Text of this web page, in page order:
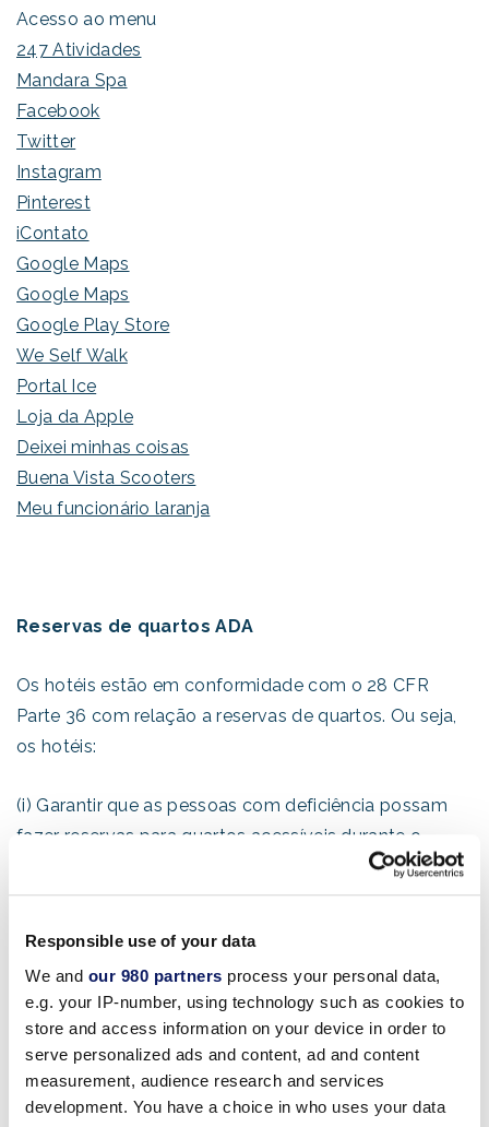
Responsible use of your data
We and our 980 partners process your personal data,
e.g. your IP-number, using technology such as cookies to
store and access information on your device in order to
serve personalized ads and content, ad and content
measurement, audience research and services
development. You have a choice in who uses your data
Acesso ao menu
247 Atividades
Mandara Spa
Facebook
Twitter
Instagram
Pinterest
iContato
Google Maps
Google Maps
Google Play Store
We Self Walk
Portal Ice
Loja da Apple
Deixei minhas coisas
Buena Vista Scooters
Meu funcionário laranja
Reservas de quartos ADA
Os hotéis estão em conformidade com o 28 CFR
Parte 36 com relação a reservas de quartos. Ou seja,
os hotéis:
(i) Garantir que as pessoas com deficiência possam
fazer reservas para quartos acessíveis durante o
mesmo horário e da mesma forma que as pessoas
que não precisam de quartos acessíveis;
(ii) Identificar e descrever os recursos acessíveis nos
hotéis e quartos de hóspedes (veja abaixo) oferecidos
por meio de seu serviço de reservas com detalhes
suficientes para permitir que as pessoas com
deficiência avaliem de forma independente se um
determinado hotel ou quarto de hóspedes atende às